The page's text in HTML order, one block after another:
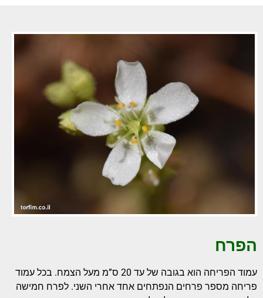
הפרח
עמוד הפריחה הוא בגובה של עד 20 ס”מ מעל הצמח. בכל עמוד
פריחה מספר פרחים הנפתחים אחד אחרי השני. לפרח חמישה